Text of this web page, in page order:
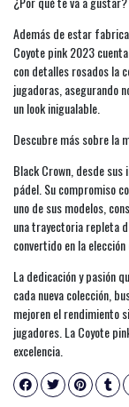
Además de estar
Coyote pink 2023
con detalles rosados la
jugadoras, asegurando
un look inigualable.
Descubre más sobre la
Black Crown, desde sus
pádel. Su compromiso
uno de sus modelos,
una trayectoria repleta
convertido en la
La dedicación y pasión
cada nueva colección,
mejoren el rendimiento
jugadores. La Coyote
excelencia.